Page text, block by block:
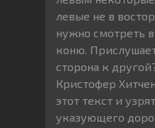
левые не в
нужно смотреть
коню.
сторона к
Кристофер
этот текст и
указующего